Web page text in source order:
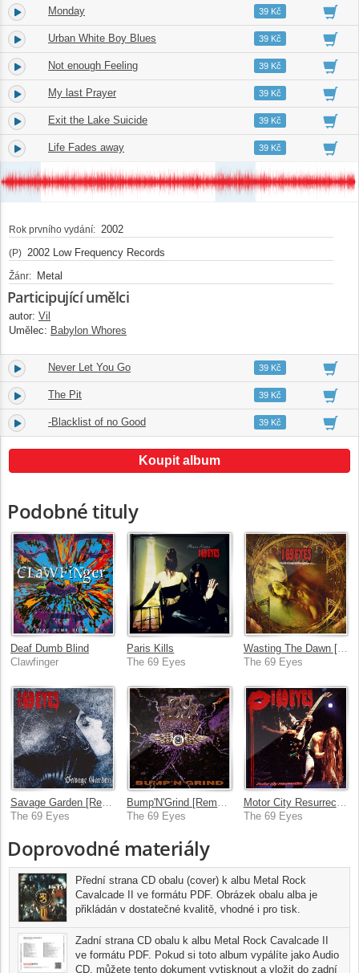
22. Monday 01:5439 Kč
23. Urban White Boy Blues 03:3539 Kč
24. Not enough Feeling 03:2939 Kč
25. My last Prayer 03:4339 Kč
26. Exit the Lake Suicide 04:1239 Kč
27. Life Fades away 04:2539 Kč
Rok prvního vydání: 2002
(P) 2002 Low Frequency Records
Žánr: Metal
Participující umělci
autor: Vil
Umělec: Babylon Whores
28. Never Let You Go 03:5739 Kč
29. The Pit 03:4539 Kč
30. -Blacklist of no Good 02:5839 Kč
Koupit album
Podobné tituly
Deaf Dumb Blind
Clawfinger
Paris Kills
The 69 Eyes
Wasting The Dawn [Remastered 2006]
The 69 Eyes
Savage Garden [Remastered 2006]
The 69 Eyes
Bump'N'Grind [Remastered 2006]
The 69 Eyes
Motor City Resurrection [Remastered 2004]
The 69 Eyes
Doprovodné materiály
Přední strana CD obalu (cover) k albu Metal Rock
Cavalcade II ve formátu PDF. Obrázek obalu alba je
přikládán v dostatečné kvalitě, vhodné i pro tisk.
Zadní strana CD obalu k albu Metal Rock Cavalcade II
ve formátu PDF. Pokud si toto album vypálíte jako Audio
CD, můžete tento dokument vytisknout a vložit do zadní